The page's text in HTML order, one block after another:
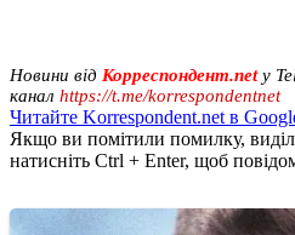
Новини від Корреспондент.netу
канал https://t.me/korrespondentnet
Читайте Korrespondent.net в
Якщо ви помітили помилку,
натисніть Ctrl + Enter, щоб